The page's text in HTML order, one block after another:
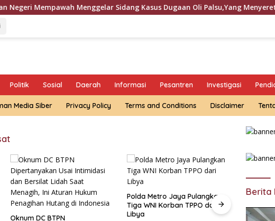
Menggelar Sidang Kasus Dugaan Oli Palsu,Yang Menyeret Edy Mulyadi
Politik Sosial Daerah Informasi Pesantren Investigasi
Media Siber Privacy Policy Terms and Conditions Disclaimer
Polda Metro Jaya Pulangkan
Tiga WNI Korban TPPO dari
Libya
Berita